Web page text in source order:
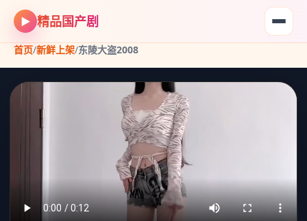
▶ 精品国产剧
首页/新鲜上架/东陵大盗2008